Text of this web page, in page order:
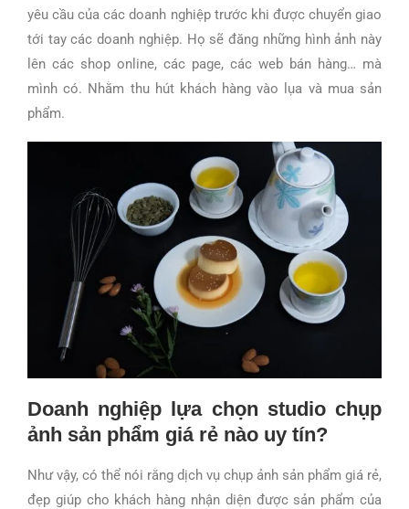
yêu cầu của các doanh nghiệp trước khi được chuyển giao
tới tay các doanh nghiệp. Họ sẽ đăng những hình ảnh này
lên các shop online, các page, các web bán hàng… mà
mình có. Nhằm thu hút khách hàng vào lụa và mua sản
phẩm.
Doanh nghiệp lựa chọn studio chụp
ảnh sản phẩm giá rẻ nào uy tín?
Như vậy, có thể nói rằng dịch vụ chụp ảnh sản phẩm giá rẻ,
đẹp giúp cho khách hàng nhận diện được sản phẩm của